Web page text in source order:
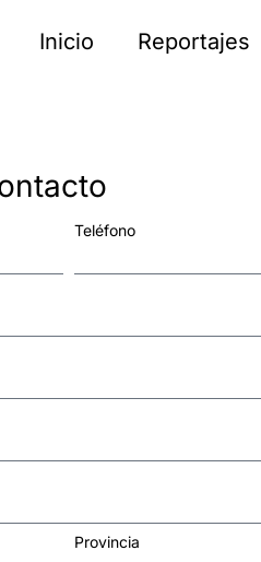
Inicio Reportajes
Teléfono
Provincia